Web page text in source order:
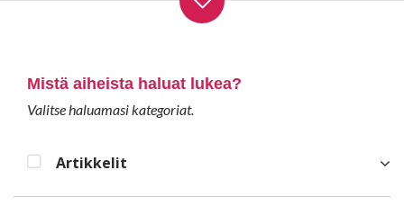
Mistä aiheista haluat lukea?
Valitse haluamasi kategoriat.
Artikkelit